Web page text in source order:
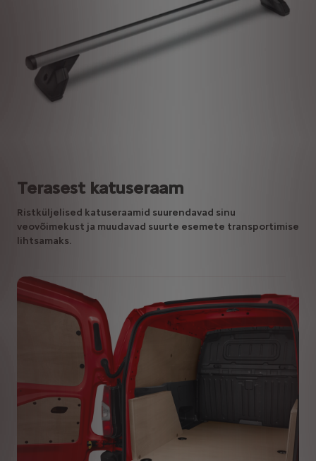
Terasest katuseraam
Ristküljelised katuseraamid suurendavad sinu
veovõimekust ja muudavad suurte esemete transportimise
lihtsamaks.